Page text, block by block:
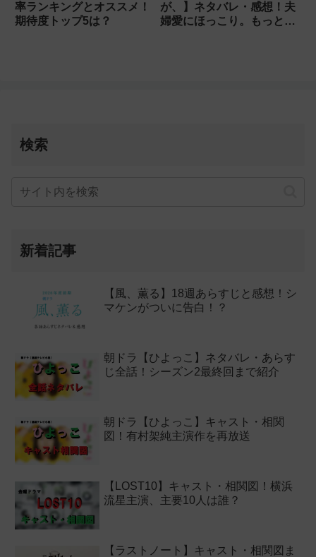
率ランキングとオススメ！
期待度トップ5は？
が、】ネタバレ・感想！夫
婦愛にほっこり。もっと今
検索
新着記事
【風、薫る】18週あらすじと感想！シ
マケンがついに告白！？
朝ドラ【ひよっこ】ネタバレ・あらす
じ全話！シーズン2最終回まで紹介
朝ドラ【ひよっこ】キャスト・相関
図！有村架純主演作を再放送
【LOST10】キャスト・相関図！横浜
流星主演、主要10人は誰？
【ラストノート】キャスト・相関図ま